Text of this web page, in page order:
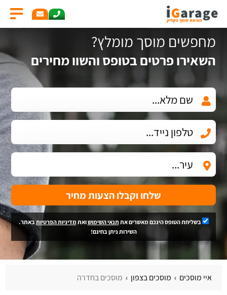
מחפשים מוסך מומלץ?
השאירו פרטים בטופס והשוו מחירים
שלחו וקבלו הצעות מחיר
בשליחת הטופס הינכם מאשרים את תנאי השימושואתמדיניות הפרטיותבאתר.
השירות ניתן בחינם!
איי מוסכים מוסכים בצפון מוסכים בחדרה